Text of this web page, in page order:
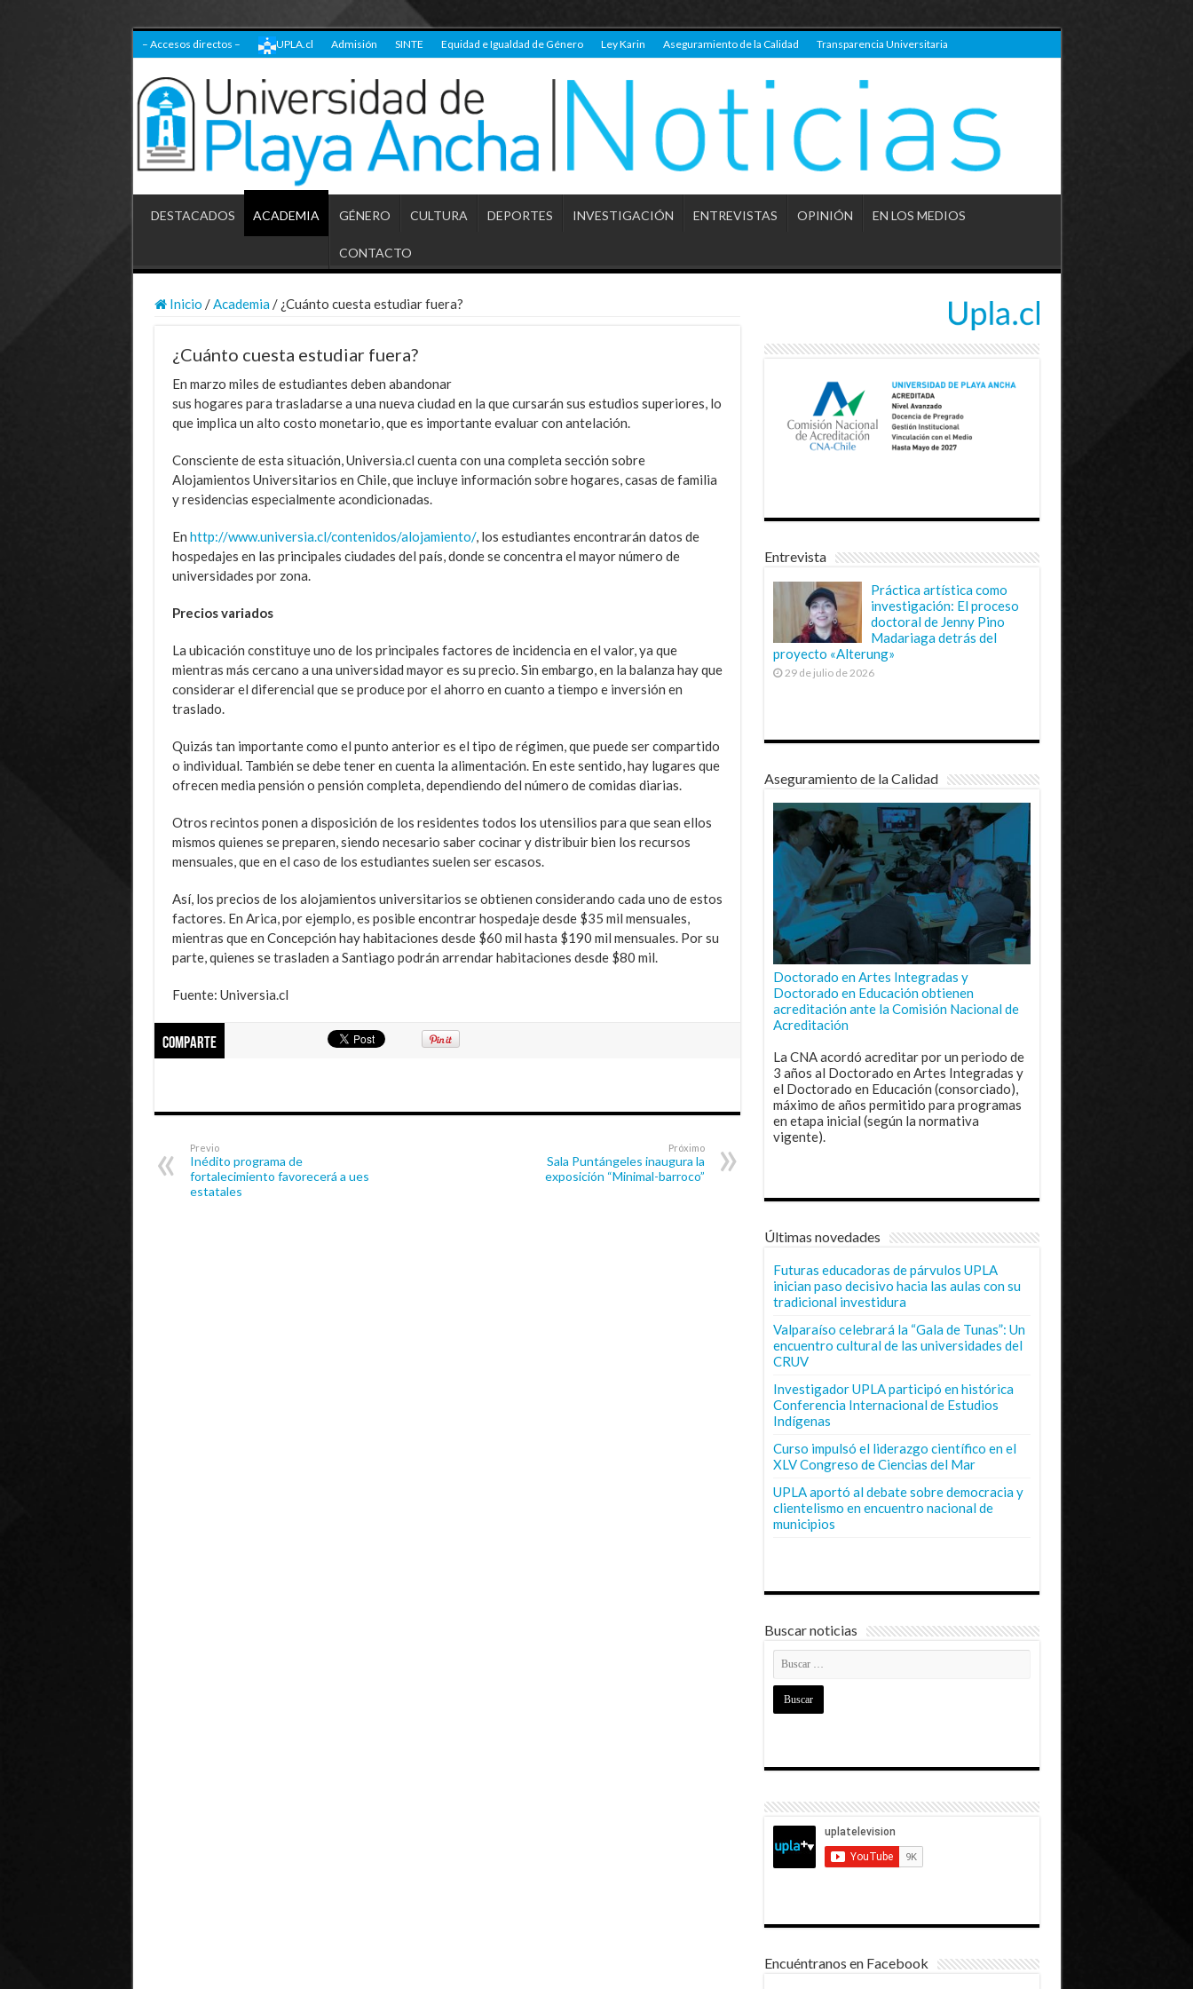
– Accesos directos – UPLA.cl Admisión SINTE Equidad e Igualdad de Género Ley Karin Aseguramiento de la Calidad Transparencia Universitaria
DESTACADOS ACADEMIA GÉNERO CULTURA DEPORTES INVESTIGACIÓN ENTREVISTAS OPINIÓN EN LOS MEDIOS
CONTACTO
Inicio / Academia / ¿Cuánto cuesta estudiar fuera?
¿Cuánto cuesta estudiar fuera?
En marzo miles de estudiantes deben abandonar
sus hogares para trasladarse a una nueva ciudad en la que cursarán sus estudios superiores, lo
que implica un alto costo monetario, que es importante evaluar con antelación.
Consciente de esta situación, Universia.cl cuenta con una completa sección sobre
Alojamientos Universitarios en Chile, que incluye información sobre hogares, casas de familia
y residencias especialmente acondicionadas.
En http://www.universia.cl/contenidos/alojamiento/, los estudiantes encontrarán datos de
hospedajes en las principales ciudades del país, donde se concentra el mayor número de
universidades por zona.
Precios variados
La ubicación constituye uno de los principales factores de incidencia en el valor, ya que
mientras más cercano a una universidad mayor es su precio. Sin embargo, en la balanza hay que
considerar el diferencial que se produce por el ahorro en cuanto a tiempo e inversión en
traslado.
Quizás tan importante como el punto anterior es el tipo de régimen, que puede ser compartido
o individual. También se debe tener en cuenta la alimentación. En este sentido, hay lugares que
ofrecen media pensión o pensión completa, dependiendo del número de comidas diarias.
Otros recintos ponen a disposición de los residentes todos los utensilios para que sean ellos
mismos quienes se preparen, siendo necesario saber cocinar y distribuir bien los recursos
mensuales, que en el caso de los estudiantes suelen ser escasos.
Así, los precios de los alojamientos universitarios se obtienen considerando cada uno de estos
factores. En Arica, por ejemplo, es posible encontrar hospedaje desde $35 mil mensuales,
mientras que en Concepción hay habitaciones desde $60 mil hasta $190 mil mensuales. Por su
parte, quienes se trasladen a Santiago podrán arrendar habitaciones desde $80 mil.
Fuente: Universia.cl
Comparte
Previo
Inédito programa de
fortalecimiento favorecerá a ues
estatales
Próximo
Sala Puntángeles inaugura la
exposición “Minimal-barroco”
Entrevista
Práctica artística como
investigación: El proceso
doctoral de Jenny Pino
Madariaga detrás del
proyecto «Alterung»
29 de julio de 2026
Aseguramiento de la Calidad
Doctorado en Artes Integradas y
Doctorado en Educación obtienen
acreditación ante la Comisión Nacional de
Acreditación
La CNA acordó acreditar por un periodo de
3 años al Doctorado en Artes Integradas y
el Doctorado en Educación (consorciado),
máximo de años permitido para programas
en etapa inicial (según la normativa
vigente).
Últimas novedades
Futuras educadoras de párvulos UPLA
inician paso decisivo hacia las aulas con su
tradicional investidura
Valparaíso celebrará la “Gala de Tunas”: Un
encuentro cultural de las universidades del
CRUV
Investigador UPLA participó en histórica
Conferencia Internacional de Estudios
Indígenas
Curso impulsó el liderazgo científico en el
XLV Congreso de Ciencias del Mar
UPLA aportó al debate sobre democracia y
clientelismo en encuentro nacional de
municipios
Buscar noticias
Encuéntranos en Facebook